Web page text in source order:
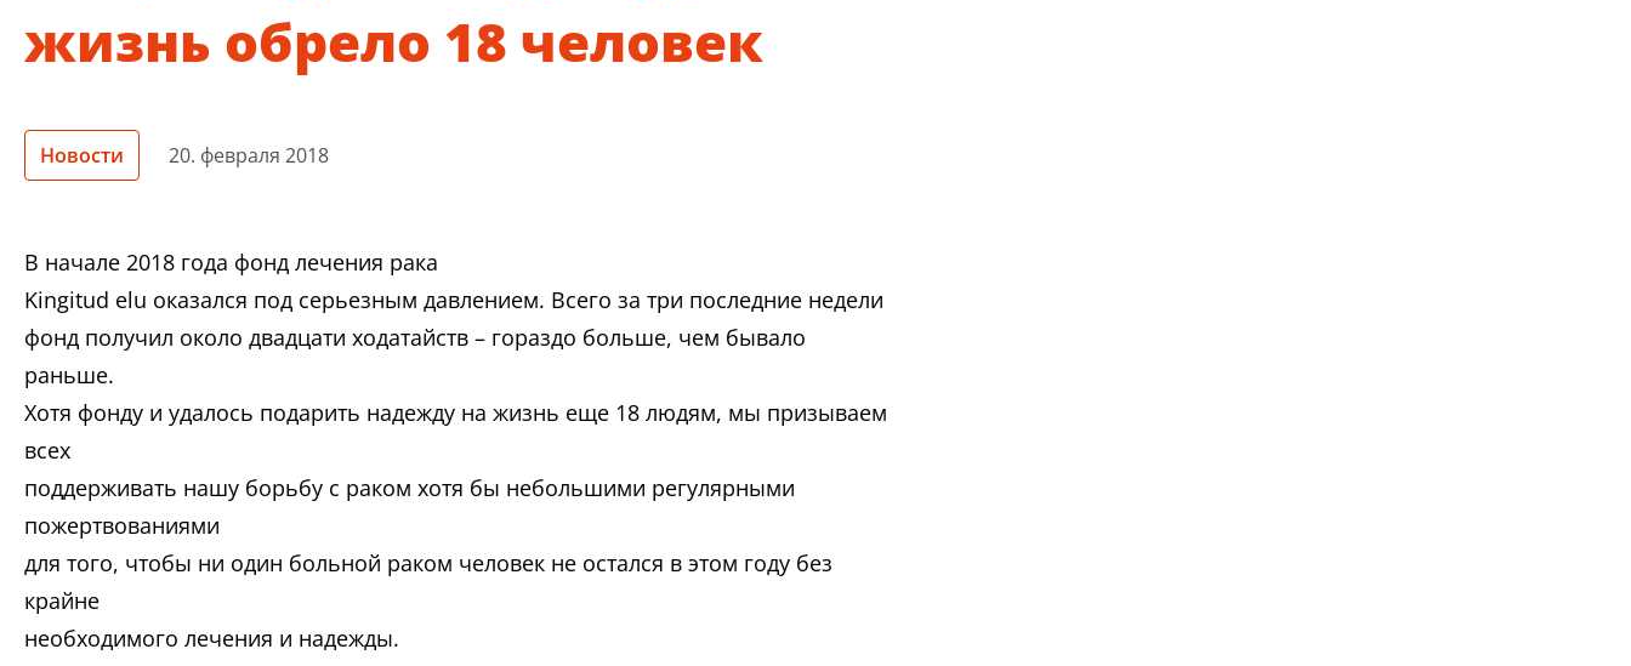
жизнь обрело 18 человек
Новости 20. февраля 2018
В начале 2018 года фонд лечения рака
Kingitud elu оказался под серьезным давлением. Всего за три последние недели
фонд получил около двадцати ходатайств – гораздо больше, чем бывало
раньше.
Хотя фонду и удалось подарить надежду на жизнь еще 18 людям, мы призываем
всех
поддерживать нашу борьбу с раком хотя бы небольшими регулярными
пожертвованиями
для того, чтобы ни один больной раком человек не остался в этом году без
крайне
необходимого лечения и надежды.